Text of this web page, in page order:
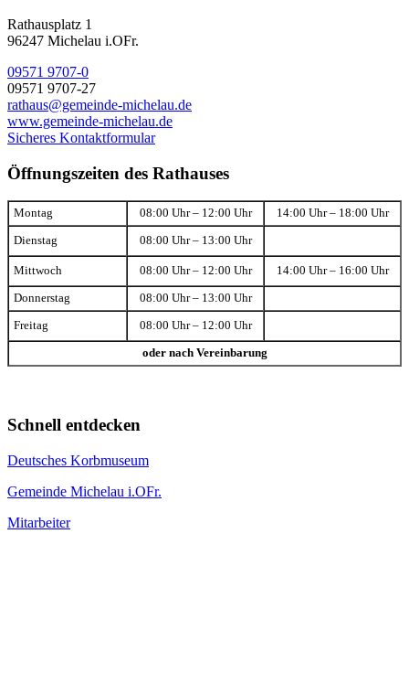
Rathausplatz 1
96247 Michelau i.OFr.
09571 9707-0
09571 9707-27
rathaus@gemeinde-michelau.de
www.gemeinde-michelau.de
Sicheres Kontaktformular
Öffnungszeiten des Rathauses
Montag 08:00 Uhr – 12:00 Uhr 14:00 Uhr – 18:00 Uhr
Dienstag 08:00 Uhr – 13:00 Uhr
Mittwoch 08:00 Uhr – 12:00 Uhr 14:00 Uhr – 16:00 Uhr
Donnerstag 08:00 Uhr – 13:00 Uhr
Freitag 08:00 Uhr – 12:00 Uhr
oder nach Vereinbarung
Schnell entdecken
Deutsches Korbmuseum
Gemeinde Michelau i.OFr.
Mitarbeiter